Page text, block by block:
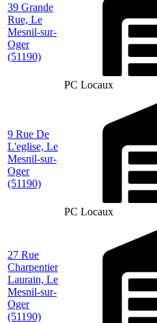
39 Grande
Rue, Le
Mesnil-sur-
Oger
(51190)
PC Locaux
9 Rue De
L'eglise, Le
Mesnil-sur-
Oger
(51190)
PC Locaux
27 Rue
Charpentier
Laurain, Le
Mesnil-sur-
Oger
(51190)